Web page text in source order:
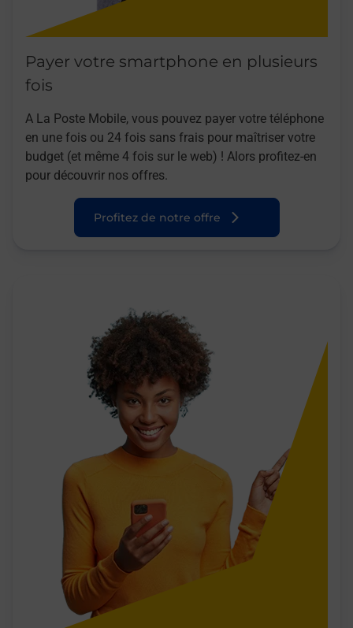
Payer votre smartphone en plusieurs
fois
A La Poste Mobile, vous pouvez payer votre téléphone
en une fois ou 24 fois sans frais pour maîtriser votre
budget (et même 4 fois sur le web) ! Alors profitez-en
pour découvrir nos offres.
Profitez de notre offre